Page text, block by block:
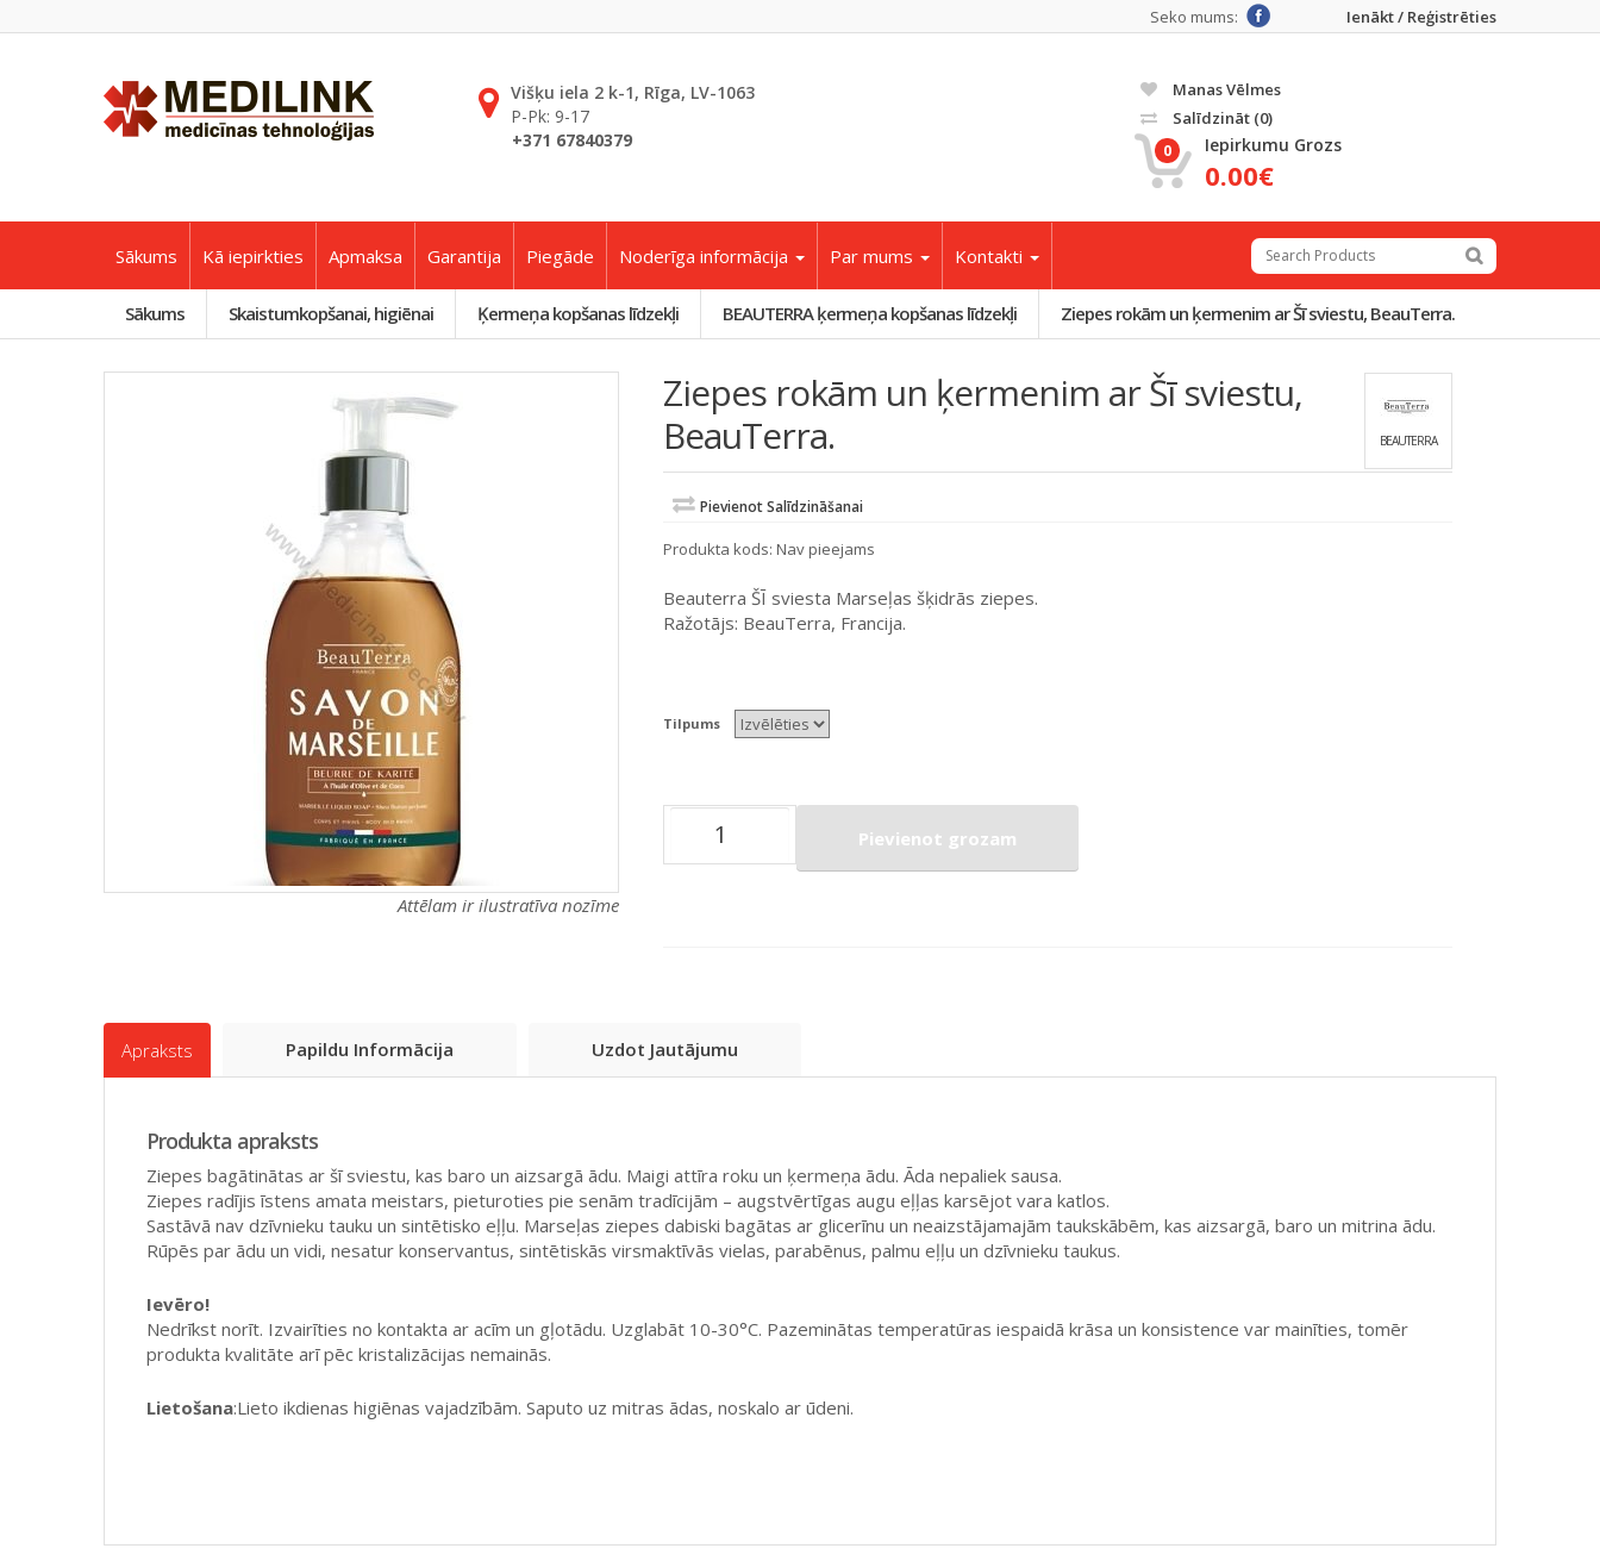
Ienākt / Reģistrēties
Seko mums:
Višķu iela 2 k-1, Rīga, LV-1063
P-Pk: 9-17
+371 67840379
Manas Vēlmes
Salīdzināt (0)
0 Iepirkumu Grozs
0.00€
Sākums Kā iepirkties Apmaksa Garantija Piegāde Noderīga informācija Par mums Kontakti
Sākums Skaistumkopšanai, higiēnai Ķermeņa kopšanas līdzekļi BEAUTERRA ķermeņa kopšanas līdzekļi Ziepes rokām un ķermenim ar Šī sviestu, BeauTerra.
Attēlam ir ilustratīva nozīme
Ziepes rokām un ķermenim ar Šī sviestu,
BeauTerra.
BEAUTERRA
Pievienot Salīdzināšanai
Produkta kods: Nav pieejams
Beauterra ŠĪ sviesta Marseļas šķidrās ziepes.
Ražotājs: BeauTerra, Francija.
Tilpums
Pievienot grozam
Apraksts Papildu Informācija Uzdot Jautājumu
Produkta apraksts
Ziepes bagātinātas ar šī sviestu, kas baro un aizsargā ādu. Maigi attīra roku un ķermeņa ādu. Āda nepaliek sausa.
Ziepes radījis īstens amata meistars, pieturoties pie senām tradīcijām – augstvērtīgas augu eļļas karsējot vara katlos.
Sastāvā nav dzīvnieku tauku un sintētisko eļļu. Marseļas ziepes dabiski bagātas ar glicerīnu un neaizstājamajām taukskābēm, kas aizsargā, baro un mitrina ādu.
Rūpēs par ādu un vidi, nesatur konservantus, sintētiskās virsmaktīvās vielas, parabēnus, palmu eļļu un dzīvnieku taukus.
Ievēro!
Nedrīkst norīt. Izvairīties no kontakta ar acīm un gļotādu. Uzglabāt 10-30°C. Pazeminātas temperatūras iespaidā krāsa un konsistence var mainīties, tomēr
produkta kvalitāte arī pēc kristalizācijas nemainās.
Lietošana:Lieto ikdienas higiēnas vajadzībām. Saputo uz mitras ādas, noskalo ar ūdeni.